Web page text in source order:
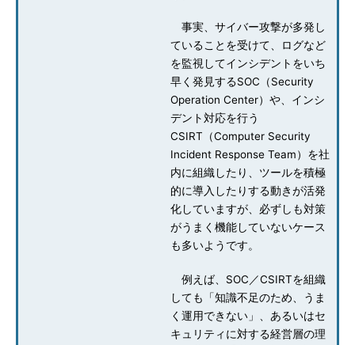
事実、サイバー攻撃が多発し
ていることを受けて、ログなど
を監視してインシデントをいち
早く発見するSOC（Security
Operation Center）や、インシ
デント対応を行う
CSIRT（Computer Security
Incident Response Team）を社
内に組織したり、ツールを積極
的に導入したりする動きが活発
化していますが、必ずしも対策
がうまく機能していないケース
も多いようです。
例えば、SOC／CSIRTを組織
しても「知識不足のため、うま
く運用できない」、あるいはセ
キュリティに対する経営層の理